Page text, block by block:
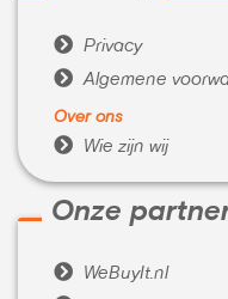
 Privacy
 Algemene
Over ons
 Wie zijn wij
Onze
 WeBuyIt.nl